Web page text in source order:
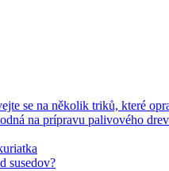
se na několik triků, které
na prípravu palivového
susedov?